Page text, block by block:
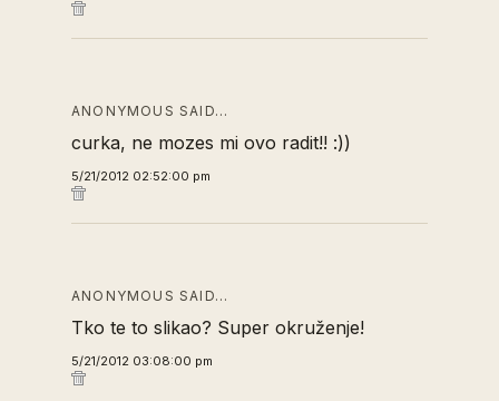
ANONYMOUS SAID…
curka, ne mozes mi ovo radit!! :))
5/21/2012 02:52:00 pm
ANONYMOUS SAID…
Tko te to slikao? Super okruženje!
5/21/2012 03:08:00 pm